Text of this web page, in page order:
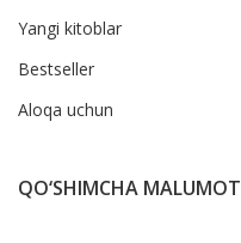
Yangi kitoblar
Bestseller
Aloqa uchun
QO‘SHIMCHA MALUMOT